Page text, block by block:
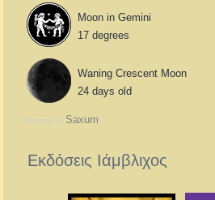
Moon in Gemini
17 degrees
Waning Crescent Moon
24 days old
Powered by Saxum
Εκδόσεις Ιάμβλιχος